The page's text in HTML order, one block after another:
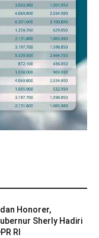
Honorer,
Sherly Hadiri
RI